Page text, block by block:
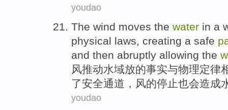
youdao
The wind moves the water in a
physical laws, creating a safe
and then abruptly allowing the
风推动水域放的事实与物理定律
了安全通道 ，风的停止也会造成
youdao